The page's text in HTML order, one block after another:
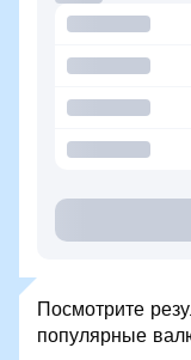
Посмотрите
популярные